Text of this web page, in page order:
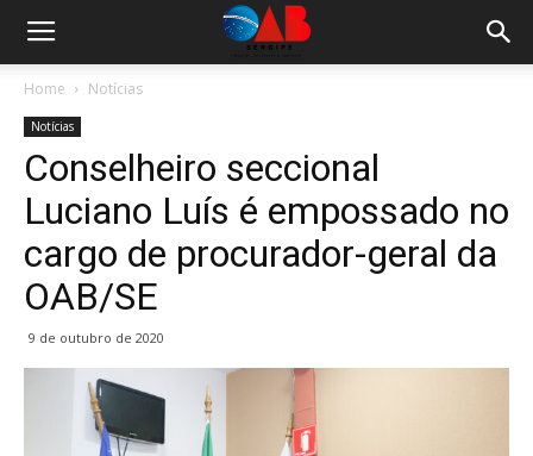
Home Notícias
Notícias
Conselheiro seccional
Luciano Luís é empossado no
cargo de procurador-geral da
OAB/SE
9 de outubro de 2020